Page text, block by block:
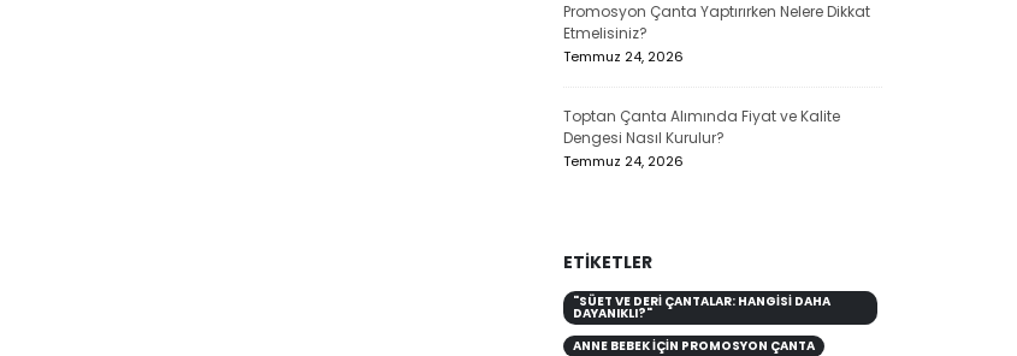
Promosyon Çanta Yaptırırken Nelere Dikkat
Etmelisiniz?
Temmuz 24, 2026
Toptan Çanta Alımında Fiyat ve Kalite
Dengesi Nasıl Kurulur?
Temmuz 24, 2026
ETIKETLER
"SÜET VE DERI ÇANTALAR: HANGISI DAHA
DAYANIKLI?"
ANNE BEBEK İÇIN PROMOSYON ÇANTA